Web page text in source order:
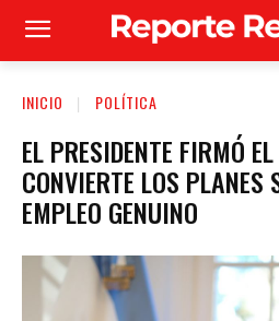
INICIO POLÍTICA
EL PRESIDENTE FIRMÓ
CONVIERTE LOS PLANES
EMPLEO GENUINO